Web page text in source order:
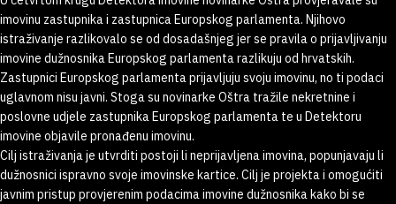
imovinu zastupnika i zastupnica Europskog parlamenta. Njihovo
istraživanje razlikovalo se od dosadašnjeg jer se pravila o prijavljivanju
imovine dužnosnika Europskog parlamenta razlikuju od hrvatskih.
Zastupnici Europskog parlamenta prijavljuju svoju imovinu, no ti podaci
uglavnom nisu javni. Stoga su novinarke Oštra tražile nekretnine i
poslovne udjele zastupnika Europskog parlamenta te u Detektoru
imovine objavile pronađenu imovinu.
Cilj istraživanja je utvrditi postoji li neprijavljena imovina, popunjavaju li
dužnosnici ispravno svoje imovinske kartice. Cilj je projekta i omogućiti
javnim pristup provjerenim podacima imovine dužnosnika kako bi se